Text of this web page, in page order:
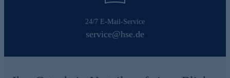
24/7 E-Mail-Service
service@hse.de